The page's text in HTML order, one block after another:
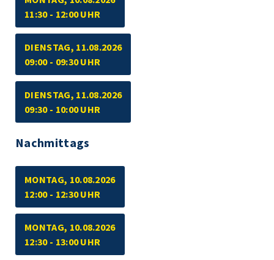
11:30 - 12:00 UHR
DIENSTAG, 11.08.2026
09:00 - 09:30 UHR
DIENSTAG, 11.08.2026
09:30 - 10:00 UHR
Nachmittags
MONTAG, 10.08.2026
12:00 - 12:30 UHR
MONTAG, 10.08.2026
12:30 - 13:00 UHR